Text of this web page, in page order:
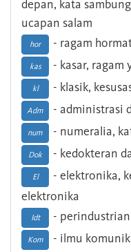
depan, kata
ucapan salam
hor - ragam
kas - kasar, ragam
kl - klasik,
Adm - administrasi
num - numeralia,
Dok - kedokteran
El
- elektronika,
elektronika
Idt -
Kom - ilmu